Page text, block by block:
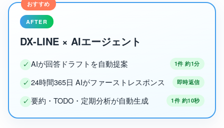
AFTER
DX-LINE × AIエージェント
✓ AIが回答ドラフトを自動提案 1件 約1分
✓ 24時間365日 AIがファーストレスポンス 即時返信
✓ 要約・TODO・定期分析が自動生成 1件 約10秒